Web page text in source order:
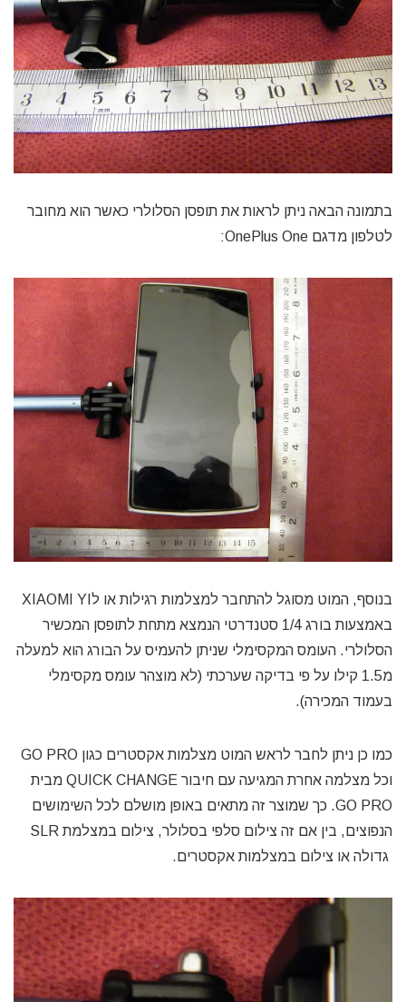
בתמונה הבאה ניתן לראות את תופסן הסלולרי כאשר הוא מחובר
לטלפון מדגם OnePlus One:
בנוסף, המוט מסוגל להתחבר למצלמות רגילות או לXIAOMI YI
באמצעות בורג 1/4 סטנדרטי הנמצא מתחת לתופסן המכשיר
הסלולרי. העומס המקסימלי שניתן להעמיס על הבורג הוא למעלה
מ1.5 קילו על פי בדיקה שערכתי (לא מוצהר עומס מקסימלי
בעמוד המכירה).
כמו כן ניתן לחבר לראש המוט מצלמות אקסטרים כגון GO PRO
וכל מצלמה אחרת המגיעה עם חיבור QUICK CHANGE מבית
GO PRO. כך שמוצר זה מתאים באופן מושלם לכל השימושים
הנפוצים, בין אם זה צילום סלפי בסלולר, צילום במצלמת SLR
גדולה או צילום במצלמות אקסטרים.